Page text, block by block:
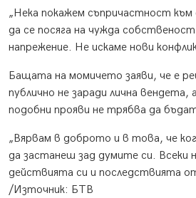
„Нека покажем съпричастност
да се посяга на чужда
напрежение. Не искаме нови
Бащата на момичето заяви, че е
публично не заради лична
подобни прояви не трябва да
„Вярвам в доброто и в това, че
да застанеш зад думите си. Всеки
действията си и последствията
/Източник: БТВ